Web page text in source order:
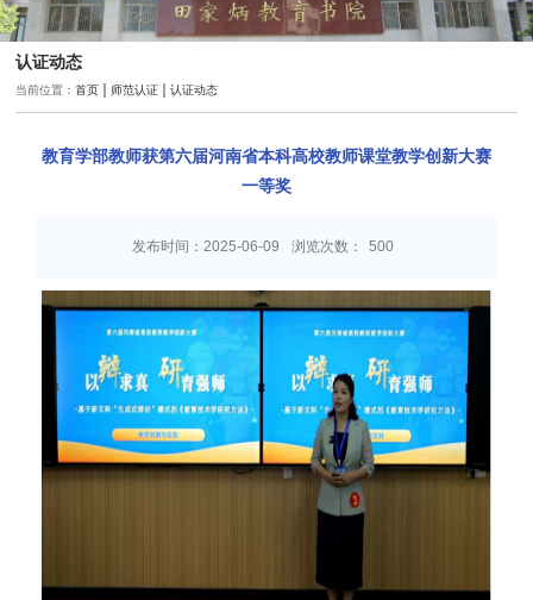
认证动态
当前位置：首页 师范认证 认证动态
教育学部教师获第六届河南省本科高校教师课堂教学创新大赛
一等奖
发布时间：2025-06-09 浏览次数： 500